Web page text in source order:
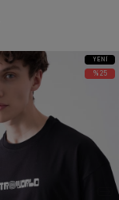
YENI
ÜRÜN
%25